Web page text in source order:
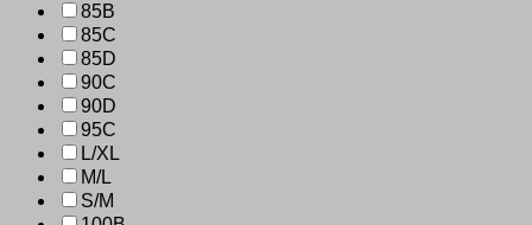
85B
85C
85D
90C
90D
95C
L/XL
M/L
S/M